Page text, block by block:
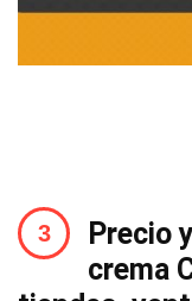
Precio
crema